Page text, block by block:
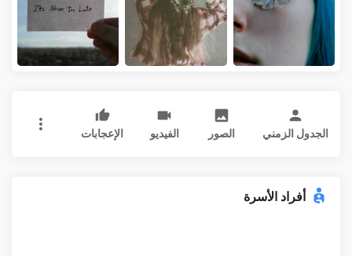
الجدول الزمني الصور الفيديو الإعجابات
أفراد الأسرة